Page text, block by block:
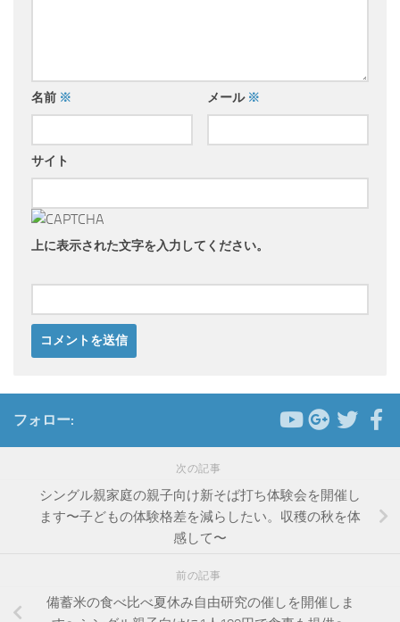
名前 ※ メール ※
サイト
上に表示された文字を入力してください。
フォロー:
次の記事
シングル親家庭の親子向け新そば打ち体験会を開催し
ます〜子どもの体験格差を減らしたい。収穫の秋を体
感して〜
前の記事
備蓄米の食べ比べ夏休み自由研究の催しを開催しま